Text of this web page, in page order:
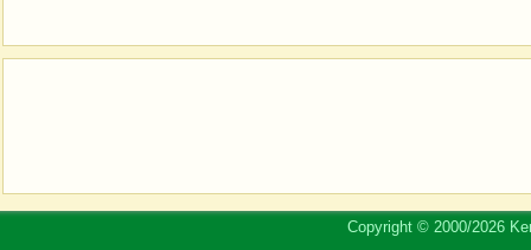
Copyright © 2000/2026